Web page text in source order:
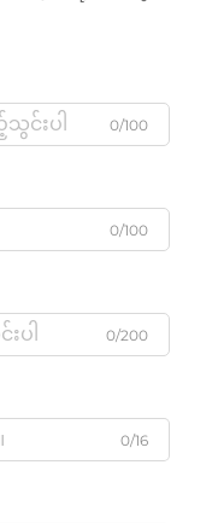
0/100
0/100
0/200
0/16